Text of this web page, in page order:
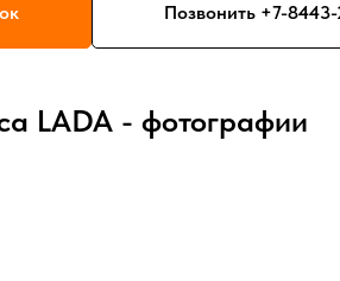
Позвонить +7-
LADA - фотографии